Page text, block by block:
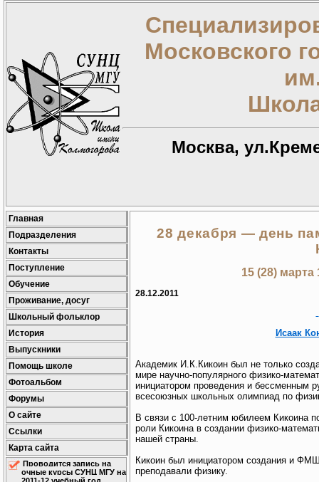
Московского
Москва,
Главная
Подразделения
Контакты
Поступление
Обучение
Проживание, досуг
Школьный фольклор
История
Выпускники
Помощь школе
Фотоальбом
Форумы
О сайте
Ссылки
Карта сайта
Проводится запись на
очные курсы СУНЦ МГУ на
28 декабря — день
15 (28)
28.12.2011
Исаак
Академик И.К.Кикоин был не только
мире научно-популярного физико-
инициатором проведения и бессменным
всесоюзных школьных олимпиад по
В связи с 100-летним юбилеем Кикоина
роли Кикоина в создании физико-
нашей страны.
Кикоин был инициатором создания и
преподавали физику.